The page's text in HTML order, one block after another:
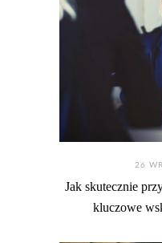
26
Jak skutecznie
kluczowe